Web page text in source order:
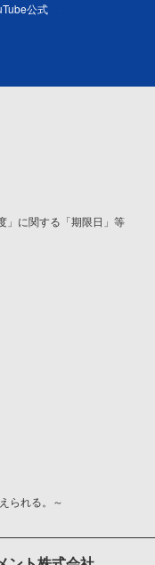
公式
」に関する「期限日」等
られる。～